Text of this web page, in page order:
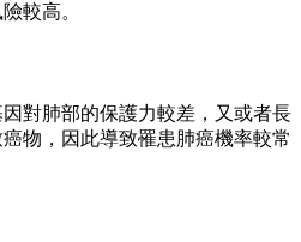
較高。
對肺部的保護力較差，又或者長
物，因此導致罹患肺癌機率較常